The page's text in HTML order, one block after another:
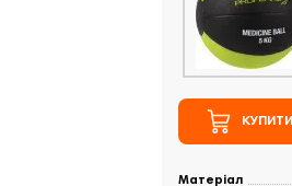
КУПИТИ
Матеріал